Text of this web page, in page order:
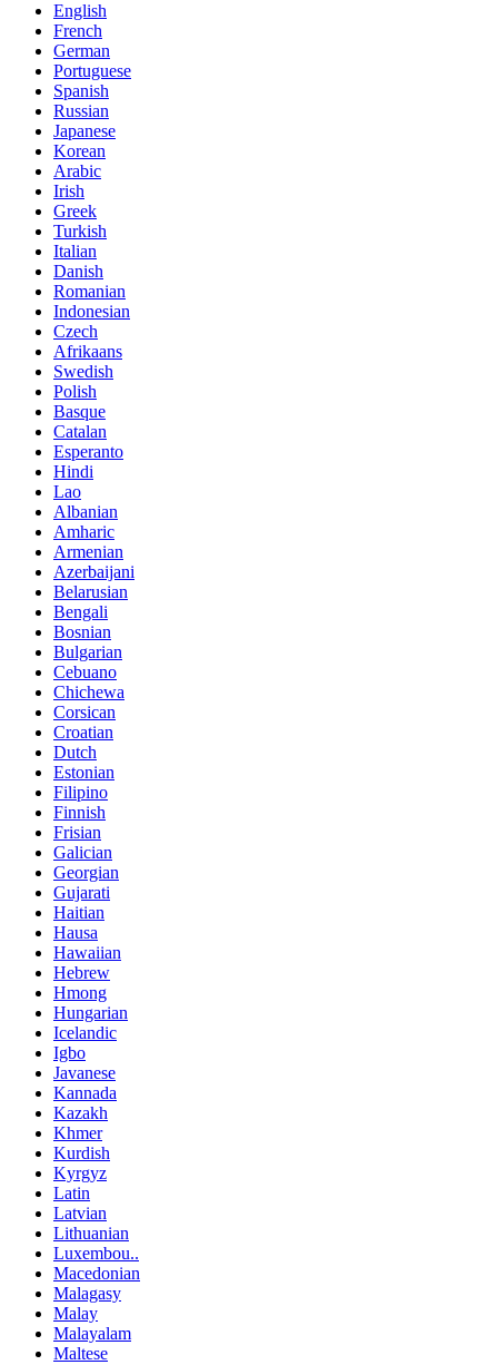
English
French
German
Portuguese
Spanish
Russian
Japanese
Korean
Arabic
Irish
Greek
Turkish
Italian
Danish
Romanian
Indonesian
Czech
Afrikaans
Swedish
Polish
Basque
Catalan
Esperanto
Hindi
Lao
Albanian
Amharic
Armenian
Azerbaijani
Belarusian
Bengali
Bosnian
Bulgarian
Cebuano
Chichewa
Corsican
Croatian
Dutch
Estonian
Filipino
Finnish
Frisian
Galician
Georgian
Gujarati
Haitian
Hausa
Hawaiian
Hebrew
Hmong
Hungarian
Icelandic
Igbo
Javanese
Kannada
Kazakh
Khmer
Kurdish
Kyrgyz
Latin
Latvian
Lithuanian
Luxembou..
Macedonian
Malagasy
Malay
Malayalam
Maltese